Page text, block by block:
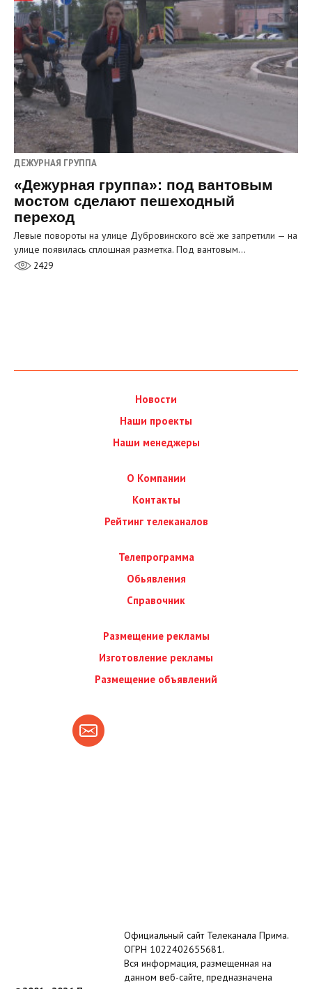
ДЕЖУРНАЯ ГРУППА
«Дежурная группа»: под вантовым
мостом сделают пешеходный
переход
Левые повороты на улице Дубровинского всё же запретили — на
улице появилась сплошная разметка. Под вантовым…
2429
Новости
Наши проекты
Наши менеджеры
О Компании
Контакты
Рейтинг телеканалов
Телепрограмма
Обьявления
Справочник
Размещение рекламы
Изготовление рекламы
Размещение объявлений
Официальный сайт Телеканала Прима.
ОГРН 1022402655681.
Вся информация, размещенная на
данном веб-сайте, предназначена